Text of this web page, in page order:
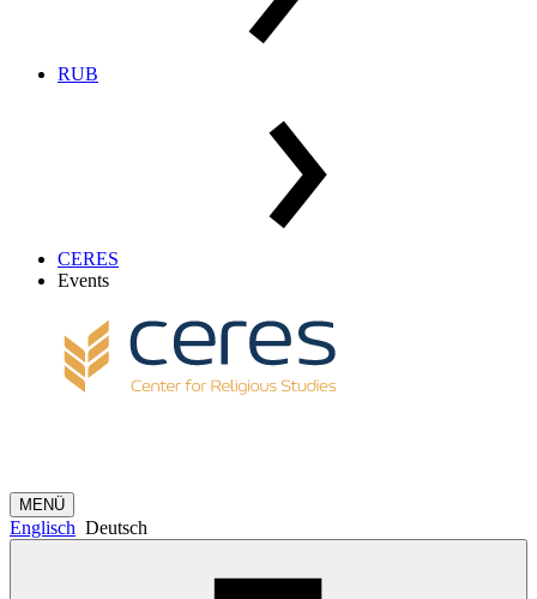
RUB
CERES
Events
MENÜ
Englisch Deutsch